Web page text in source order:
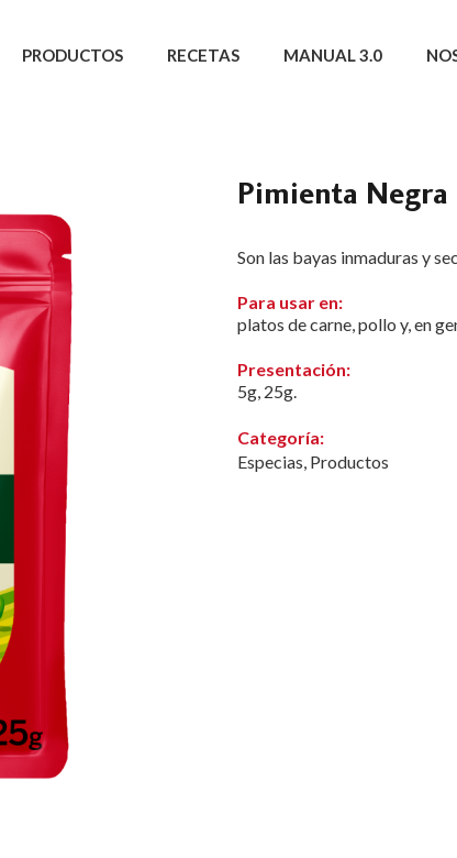
PRODUCTOS RECETAS MANUAL 3.0
Pimienta Negra
Son las bayas inmaduras y
Para usar en:
platos de carne, pollo y, en
Presentación:
5g, 25g.
Categoría:
Especias, Productos